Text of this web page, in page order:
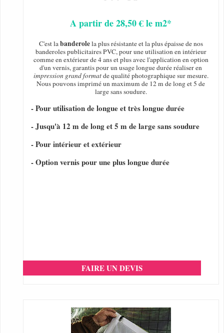
A partir de 28,50 € le m2*
C'est labanderolela plus résistante et la plus épaisse de nos
banderoles publicitaires PVC, pour une utilisation en intérieur
comme en extérieur de 4 ans et plus avec l'application en option
d'un vernis, garantis pour un usage longue durée réaliser en
impression grand formatde qualité photographique sur mesure.
Nous pouvons imprimé un maximum de 12 m de long et 5 de
large sans soudure.
- Pour utilisation de longue et très longue durée
- Jusqu'à 12 m de long et 5 m de large sans soudure
- Pour intérieur et extérieur
- Option vernis pour une plus longue durée
FAIRE UN DEVIS